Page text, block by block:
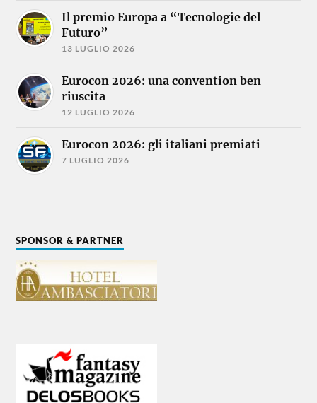
Il premio Europa a “Tecnologie del
Futuro”
13 LUGLIO 2026
Eurocon 2026: una convention ben
riuscita
12 LUGLIO 2026
Eurocon 2026: gli italiani premiati
7 LUGLIO 2026
SPONSOR & PARTNER